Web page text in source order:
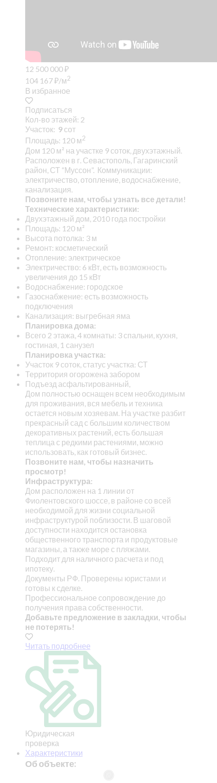
12 500 000₽
104 167₽/м2
В избранное
Подписаться
Кол-во этажей: 2
Участок: 9 сот
Площадь: 120 м2
Дом 120 м² на участке 9 соток, двухэтажный.
Расположен в г. Севастополь, Гагаринский
район, СТ “Муссон”. Коммуникации:
электричество, отопление, водоснабжение,
канализация.
Позвоните нам, чтобы узнать все детали!
Технические характеристики:
Двухэтажный дом, 2010 года постройки
Площадь: 120 м²
Высота потолка: 3 м
Ремонт: косметический
Отопление: электрическое
Электричество: 6 кВт, есть возможность
увеличения до 15 кВт
Водоснабжение: городское
Газоснабжение: есть возможность
подключения
Канализация: выгребная яма
Планировка дома:
Всего 2 этажа, 4 комнаты: 3 спальни, кухня,
гостиная, 1 санузел
Планировка участка:
Участок 9 соток, статус участка: СТ
Территория огорожена забором
Подъезд асфальтированный,
Дом полностью оснащен всем необходимым
для проживания, вся мебель и техника
остается новым хозяевам. На участке разбит
прекрасный сад с большим количеством
декоративных растений, есть большая
теплица с редкими растениями, можно
использовать, как готовый бизнес.
Позвоните нам, чтобы назначить
просмотр!
Инфраструктура:
Дом расположен на 1 линии от
Фиолентовского шоссе, в районе со всей
необходимой для жизни социальной
инфраструктурой поблизости. В шаговой
доступности находится остановка
общественного транспорта и продуктовые
магазины, а также море с пляжами.
Подходит для наличного расчета и под
ипотеку.
Документы РФ. Проверены юристами и
готовы к сделке.
Профессиональное сопровождение до
получения права собственности.
Добавьте предложение в закладки, чтобы
не потерять!
Читать подробнее
Юридическая
проверка
Характеристики
Об объекте: